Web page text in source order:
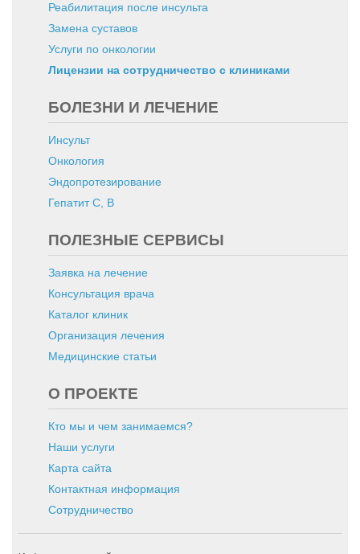
Реабилитация после инсульта
Замена суставов
Услуги по онкологии
Лицензии на сотрудничество с клиниками
БОЛЕЗНИ И ЛЕЧЕНИЕ
Инсульт
Онкология
Эндопротезирование
Гепатит C, B
ПОЛЕЗНЫЕ СЕРВИСЫ
Заявка на лечение
Консультация врача
Каталог клиник
Организация лечения
Медицинские статьи
О ПРОЕКТЕ
Кто мы и чем занимаемся?
Наши услуги
Карта сайта
Контактная информация
Сотрудничество